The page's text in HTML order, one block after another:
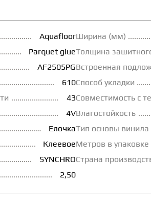
Aquafloor
Parquet glue
AF2505PG
610
43
4V
Елочка
Клеевое
SYNCHRO
2,50
Ширина (мм)
Толщина
Встроенная
Способ укладки
Совместимость с
Влагостойкость
Тип основы винила
Метров в упаковке
Страна